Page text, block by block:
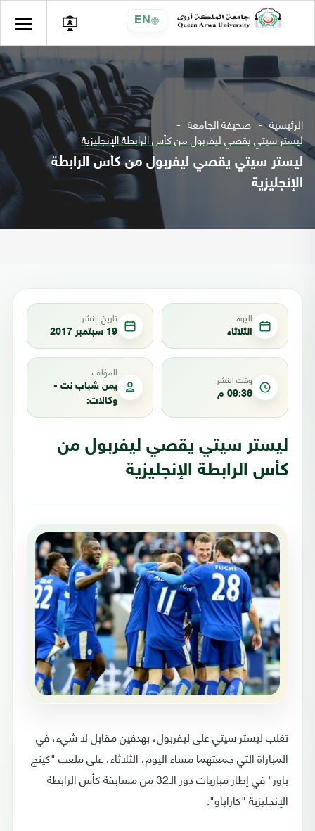
EN
الرئيسية صحيفة الجامعة
ليستر سيتي يقصي ليفربول من كأس الرابطة الإنجليزية
ليستر سيتي يقصي ليفربول من كأس الرابطة
الإنجليزية
اليوم
الثلاثاء
تاريخ النشر
19 سبتمبر 2017
وقت النشر
09:36 م
المؤلف
يمن شباب نت -
وكالات:
ليستر سيتي يقصي ليفربول من
كأس الرابطة الإنجليزية
تغلب ليستر سيتي على ليفربول، بهدفين مقابل لا شيء، في
المباراة التي جمعتهما مساء اليوم، الثلاثاء، على ملعب "كينج
باور" في إطار مباريات دور الـ32 من مسابقة كأس الرابطة
الإنجليزية "كاراباو".